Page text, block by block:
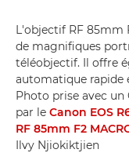
L'objectif RF 85mm
de magnifiques
téléobjectif. Il offre
automatique rapide
Photo prise avec un
par le Canon EOS
RF 85mm F2
Ilvy Njiokiktjien